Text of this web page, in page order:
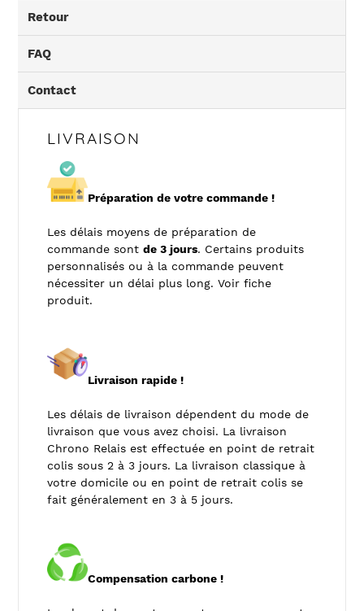
Retour
FAQ
Contact
LIVRAISON
Préparation de votre commande !
Les délais moyens de préparation de
commande sont de 3 jours. Certains produits
personnalisés ou à la commande peuvent
nécessiter un délai plus long. Voir fiche
produit.
Livraison rapide !
Les délais de livraison dépendent du mode de
livraison que vous avez choisi. La livraison
Chrono Relais est effectuée en point de retrait
colis sous 2 à 3 jours. La livraison classique à
votre domicile ou en point de retrait colis se
fait généralement en 3 à 5 jours.
Compensation carbone !